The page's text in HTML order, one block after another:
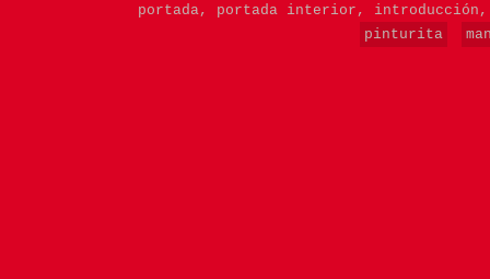
portada, portada interior,
pinturita